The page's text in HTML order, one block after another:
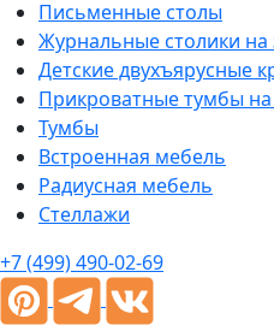
Письменные столы
Журнальные столики на
Детские двухъярусные
Прикроватные тумбы на
Тумбы
Встроенная мебель
Радиусная мебель
Стеллажи
+7 (499) 490-02-69